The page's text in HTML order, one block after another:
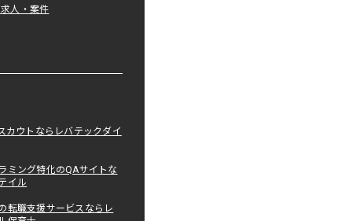
人・案件
カウトならレバテックダイ
ミング特化のQAサイトな
イル
転職支援サービスならレ